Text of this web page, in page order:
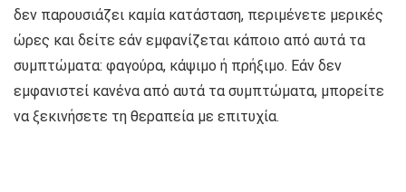
δεν παρουσιάζει καμία κατάσταση, περιμένετε μερικές
ώρες και δείτε εάν εμφανίζεται κάποιο από αυτά τα
συμπτώματα: φαγούρα, κάψιμο ή πρήξιμο. Εάν δεν
εμφανιστεί κανένα από αυτά τα συμπτώματα, μπορείτε
να ξεκινήσετε τη θεραπεία με επιτυχία.